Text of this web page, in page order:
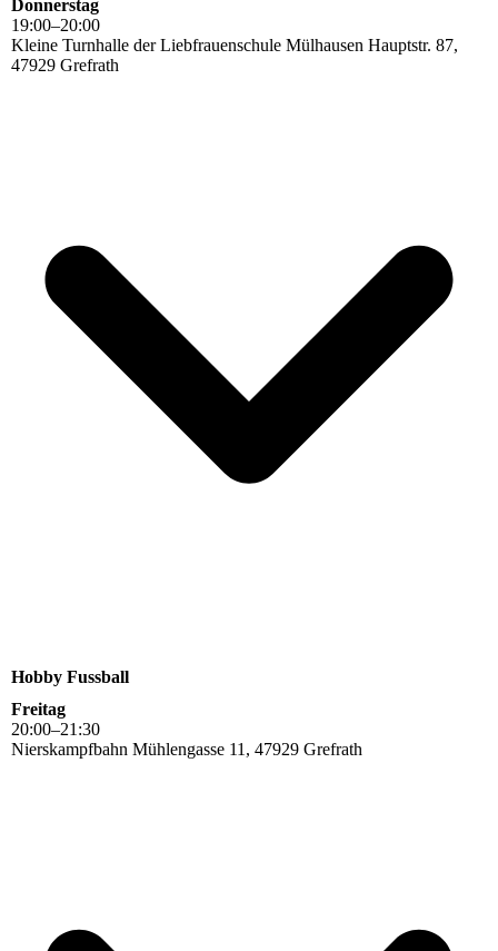
Donnerstag
19:00–20:00
Kleine Turnhalle der Liebfrauenschule Mülhausen Hauptstr. 87,
47929 Grefrath
Hobby Fussball
Freitag
20:00–21 :30
Nierskampfbahn Mühlengasse 11, 47929 Grefrath